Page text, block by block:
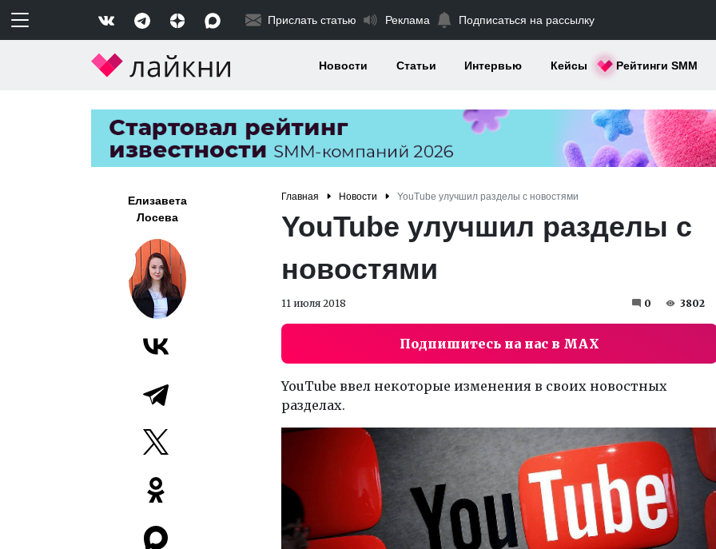
Прислать статью Реклама Подписаться на рассылку
Новости Статьи Интервью Кейсы Рейтинги SMM
Елизавета
Лосева
Главная Новости YouTube улучшил разделы с новостями
YouTube улучшил разделы с
новостями
11 июля 2018 0 3802
Подпишитесь на нас в MAX
YouTube ввел некоторые изменения в своих новостных
разделах.